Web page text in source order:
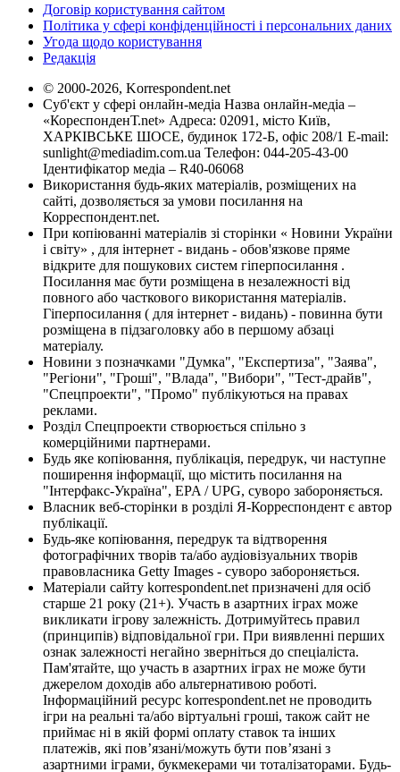
Договір користування сайтом
Політика у сфері конфіденційності і персональних даних
Угода щодо користування
Редакція
© 2000-2026, Korrespondent.net
Суб'єкт у сфері онлайн-медіа Назва онлайн-медіа –
«КореспонденТ.net» Адреса: 02091, місто Київ,
ХАРКІВСЬКЕ ШОСЕ, будинок 172-Б, офіс 208/1 E-mail:
sunlight@mediadim.com.ua Телефон: 044-205-43-00
Ідентифікатор медіа – R40-06068
Використання будь-яких матеріалів, розміщених на
сайті, дозволяється за умови посилання на
Корреспондент.net.
При копіюванні матеріалів зі сторінки « Новини України
і світу» , для інтернет - видань - обов'язкове пряме
відкрите для пошукових систем гіперпосилання .
Посилання має бути розміщена в незалежності від
повного або часткового використання матеріалів.
Гіперпосилання ( для інтернет - видань) - повинна бути
розміщена в підзаголовку або в першому абзаці
матеріалу.
Новини з позначками "Думка", "Експертиза", "Заява",
"Регіони", "Гроші", "Влада", "Вибори", "Тест-драйв",
"Спецпроекти", "Промо" публікуються на правах
реклами.
Розділ Спецпроекти створюється спільно з
комерційними партнерами.
Будь яке копіювання, публікація, передрук, чи наступне
поширення інформації, що містить посилання на
"Інтерфакс-Україна", EPA / UPG, суворо забороняється.
Власник веб-сторінки в розділі Я-Корреспондент є автор
публікації.
Будь-яке копіювання, передрук та відтворення
фотографічних творів та/або аудіовізуальних творів
правовласника Getty Images - суворо забороняється.
Матеріали сайту korrespondent.net призначені для осіб
старше 21 року (21+). Участь в азартних іграх може
викликати ігрову залежність. Дотримуйтесь правил
(принципів) відповідальної гри. При виявленні перших
ознак залежності негайно зверніться до спеціаліста.
Пам'ятайте, що участь в азартних іграх не може бути
джерелом доходів або альтернативою роботі.
Інформаційний ресурс korrespondent.net не проводить
ігри на реальні та/або віртуальні гроші, також сайт не
приймає ні в якій формі оплату ставок та інших
платежів, які пов’язані/можуть бути пов’язані з
азартними іграми, букмекерами чи тоталізаторами. Будь-